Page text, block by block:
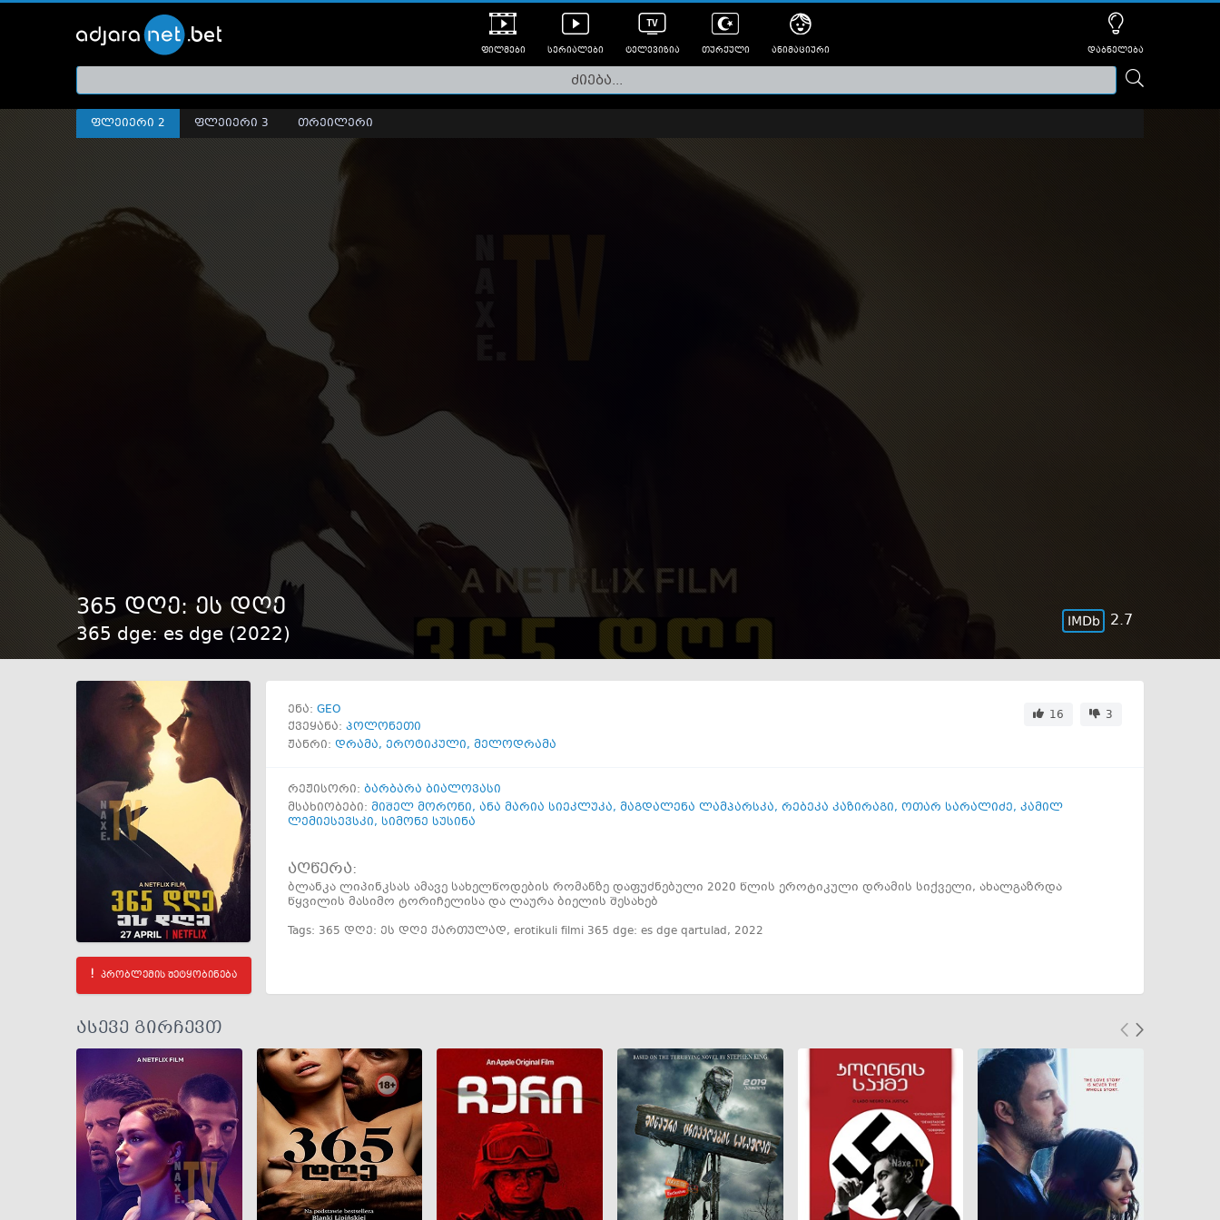
ფილმები
თრეილერები
სერიალები ტელევიზია თურქული ანიმაციური დაბნელება
ფლეიერი 2 ფლეიერი 3 თრეილერი
365 დღე: ეს დღე
365 dge: es dge (2022)
2.7
პრობლემის შეტყობინება
ენა: GEO
ქვეყანა: პოლონეთი
16
3
ჟანრი: დრამა, ეროტიკული, მელოდრამა
რეჟისორი: ბარბარა ბიალოვასი
მსახიობები: მიშელ მორონი, ანა მარია სიეკლუკა, მაგდალენა ლამპარსკა, რებეკა კაზირაგი, ოთარ სარალიძე, კამილ
ლემიესევსკი, სიმონე სუსინა
აღწერა:
ბლანკა ლიპინკსას ამავე სახელწოდების რომანზე დაფუძნებული 2020 წლის ეროტიკული დრამის სიქველი, ახალგაზრდა
წყვილის მასიმო ტორიჩელისა და ლაურა ბიელის შესახებ
Tags: 365 დღე: ეს დღე ქართულად, erotikuli filmi 365 dge: es dge qartulad, 2022
ასევე გირჩევთ